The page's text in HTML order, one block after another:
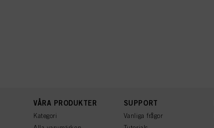
VÅRA PRODUKTER
Kategori
SUPPORT
Vanliga frågor